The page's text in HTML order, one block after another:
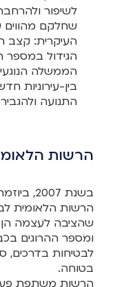
לשיפור
שחלקם מהווים
העיקרית: קצב
הגידול במספר
הממשלה
בין-עירוניות
התנועה
הרשות
בשנת
הרשות הלאומית
שהציבה לעצמה
ומספר ההרוגים
לבטיחות בדרכים,
בטוחה.
הרשות משתפת